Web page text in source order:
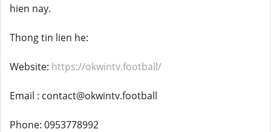
hien nay.
Thong tin lien he:
Website: https://okwintv.football/
Email : contact@okwintv.football
Phone: 0953778992